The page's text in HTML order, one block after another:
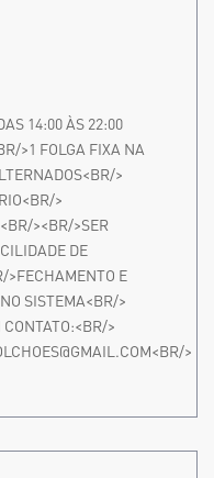
14:00 ÀS 22:00
>1 FOLGA FIXA NA
>
>
><BR/>SER
DE
>FECHAMENTO E
SISTEMA<BR/>
>
>